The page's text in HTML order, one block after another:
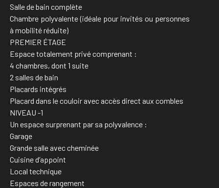
Salle de bain complète
Chambre polyvalente (idéale pour invités ou personnes
à mobilité réduite)
PREMIER ÉTAGE
Espace totalement privé comprenant :
4 chambres, dont 1 suite
2 salles de bain
Placards intégrés
Placard dans le couloir avec accès direct aux combles
NIVEAU -1
Un espace surprenant par sa polyvalence :
Garage
Grande salle avec cheminée
Cuisine d’appoint
Local technique
Espaces de rangement